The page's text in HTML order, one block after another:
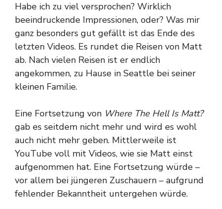
Habe ich zu viel versprochen? Wirklich
beeindruckende Impressionen, oder? Was mir
ganz besonders gut gefällt ist das Ende des
letzten Videos. Es rundet die Reisen von Matt
ab. Nach vielen Reisen ist er endlich
angekommen, zu Hause in Seattle bei seiner
kleinen Familie.
Eine Fortsetzung von Where The Hell Is Matt?
gab es seitdem nicht mehr und wird es wohl
auch nicht mehr geben. Mittlerweile ist
YouTube voll mit Videos, wie sie Matt einst
aufgenommen hat. Eine Fortsetzung würde –
vor allem bei jüngeren Zuschauern – aufgrund
fehlender Bekanntheit untergehen würde.